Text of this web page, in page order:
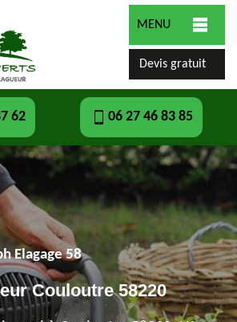
MENU
Devis gratuit
62 06 27 46 83 85
Elagage 58
Couloutre 58220